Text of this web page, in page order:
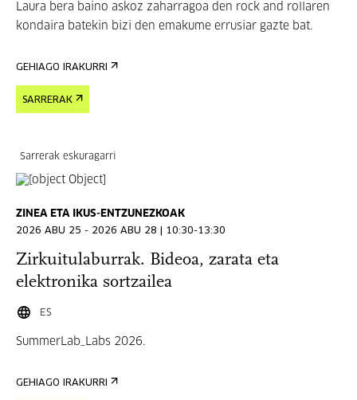
Laura bera baino askoz zaharragoa den rock and rollaren
kondaira batekin bizi den emakume errusiar gazte bat.
GEHIAGO IRAKURRI
SARRERAK
Sarrerak eskuragarri
ZINEA ETA IKUS-ENTZUNEZKOAK
2026 ABU 25 - 2026 ABU 28 | 10:30-13:30
Zirkuitulaburrak. Bideoa, zarata eta
elektronika sortzailea
ES
SummerLab_Labs 2026.
GEHIAGO IRAKURRI